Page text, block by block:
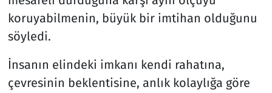
koruyabilmenin, büyük bir imtihan olduğunu
söyledi.
İnsanın elindeki imkanı kendi rahatına,
çevresinin beklentisine, anlık kolaylığa göre